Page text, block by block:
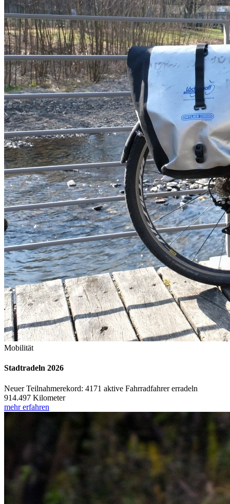
Mobilität
Stadtradeln 2026
Neuer Teilnahmerekord: 4171 aktive Fahrradfahrer erradeln
914.497 Kilometer
mehr erfahren